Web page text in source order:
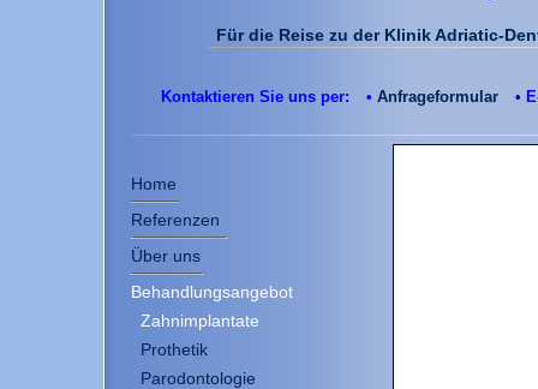
Für die Reise zu der Klinik Adriatic-
Kontaktieren Sie uns per: • Anfrageformular •
Home
Referenzen
Über uns
Behandlungsangebot
Zahnimplantate
Prothetik
Parodontologie